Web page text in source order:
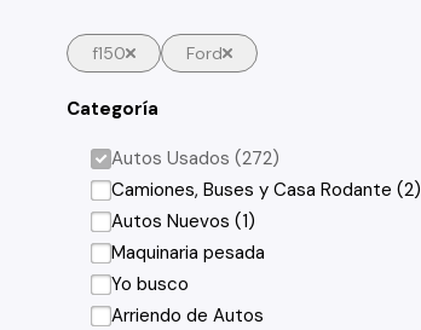
f150 Ford
Categoría
Autos Usados (272)
Camiones, Buses y Casa Rodante (2)
Autos Nuevos (1)
Maquinaria pesada
Yo busco
Arriendo de Autos